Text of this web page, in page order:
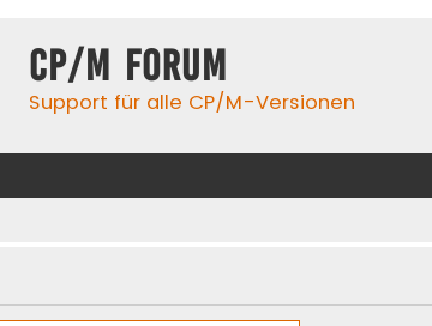
CP/M Forum
Support für alle CP/M-Versionen